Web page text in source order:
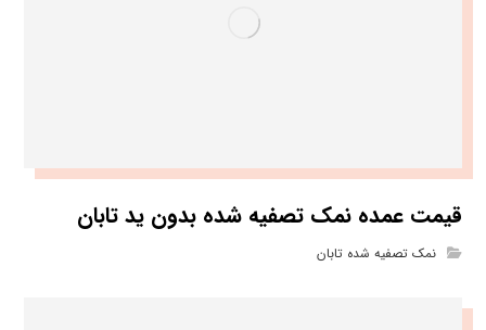
قیمت عمده نمک تصفیه شده بدون ید تابان
نمک تصفیه شده تابان